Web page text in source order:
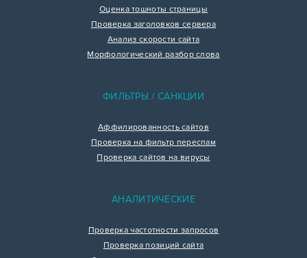
Оценка тошноты страницы
Проверка заголовков сервера
Анализ скорости сайта
Морфологический разбор слова
ФИЛЬТРЫ / САНКЦИИ
Аффилированность сайтов
Проверка на фильтр переспам
Проверка сайтов на вирусы
АНАЛИТИЧЕСКИЕ
Проверка частотности запросов
Проверка позиций сайта